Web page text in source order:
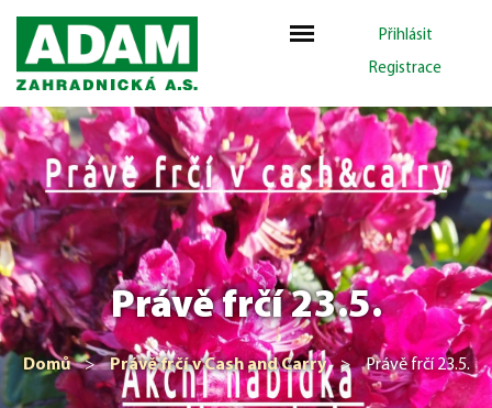
Přihlásit
Registrace
Právě frčí 23.5.
Domů > Právě frčí v Cash and Carry > Právě frčí 23.5.